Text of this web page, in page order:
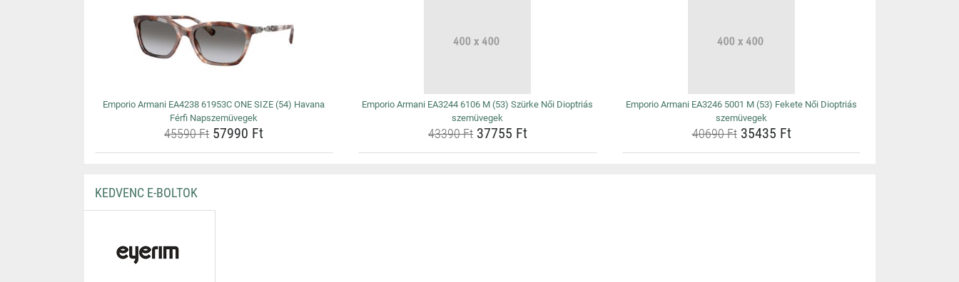
Emporio Armani EA4238 61953C ONE SIZE (54) Havana
Férfi Napszemüvegek
45590 Ft57990 Ft
Emporio Armani EA3244 6106 M (53) Szürke Női Dioptriás
szemüvegek
43390 Ft37755 Ft
Emporio Armani EA3246 5001 M (53) Fekete Női Dioptriás
szemüvegek
40690 Ft35435 Ft
KEDVENC E-BOLTOK